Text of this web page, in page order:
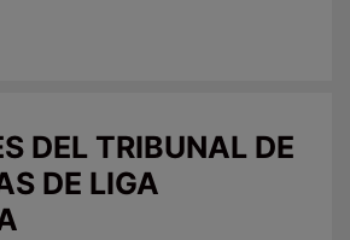
DEL TRIBUNAL DE
DE LIGA